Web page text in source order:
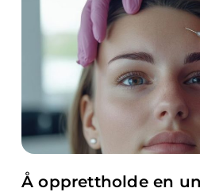
Å opprettholde en